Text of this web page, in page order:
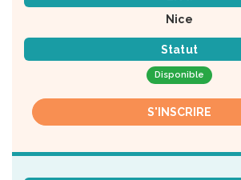
Nice
Statut
Disponible
S'INSCRIRE